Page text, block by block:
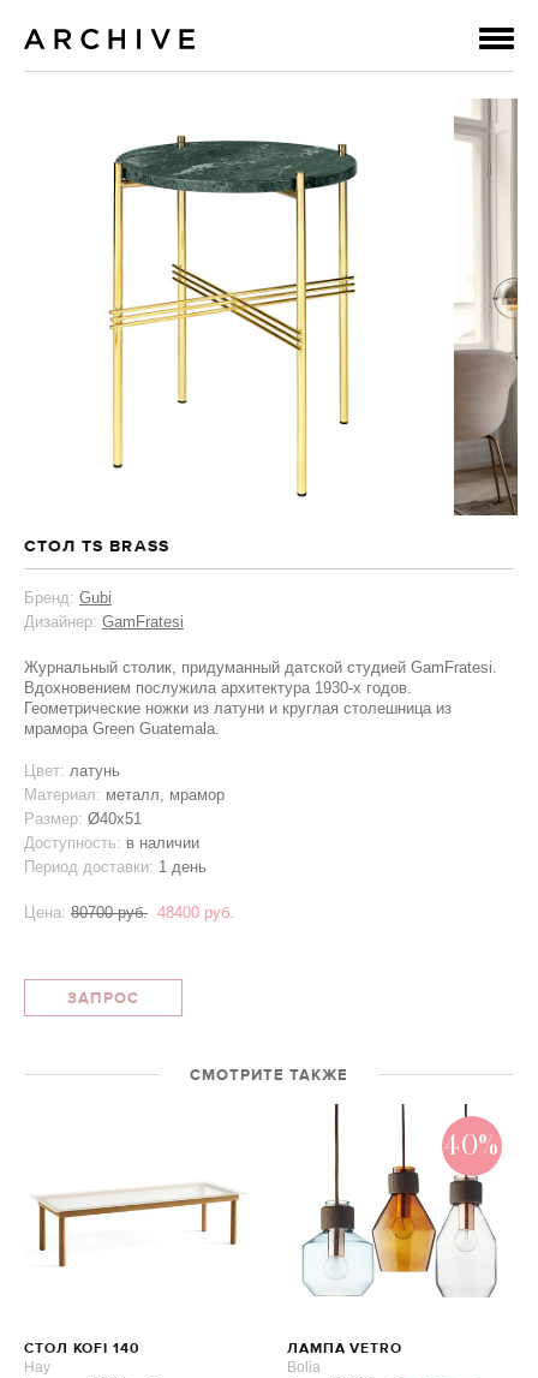
СТОЛ TS BRASS
Бренд: Gubi
Дизайнер: GamFratesi
Журнальный столик, придуманный датской студией GamFratesi.
Вдохновением послужила архитектура 1930-х годов.
Геометрические ножки из латуни и круглая столешница из
мрамора Green Guatemala.
Цвет: латунь
Материал: металл, мрамор
Размер: Ø40x51
Доступность: в наличии
Период доставки: 1 день
Цена: 80700 руб. 48400 руб.
ЗАПРОС
СМОТРИТЕ ТАКЖЕ
СТОЛ KOFI 140
Hay
40%
ЛАМПА VETRO
Bolia